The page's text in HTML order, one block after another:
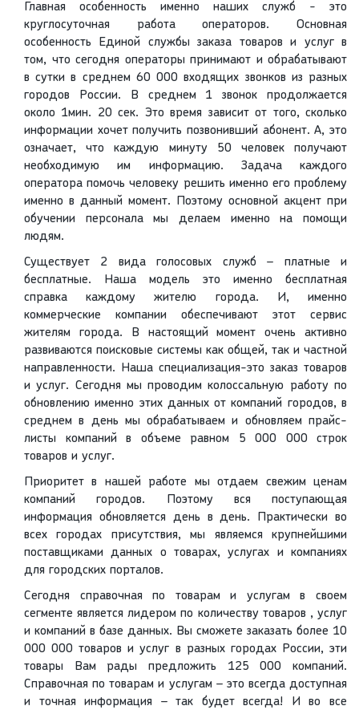
Главная особенность именно наших служб - это
круглосуточная работа операторов. Основная
особенность Единой службы заказа товаров и услуг в
том, что сегодня операторы принимают и обрабатывают
в сутки в среднем 60 000 входящих звонков из разных
городов России. В среднем 1 звонок продолжается
около 1мин. 20 сек. Это время зависит от того, сколько
информации хочет получить позвонивший абонент. А, это
означает, что каждую минуту 50 человек получают
необходимую им информацию. Задача каждого
оператора помочь человеку решить именно его проблему
именно в данный момент. Поэтому основной акцент при
обучении персонала мы делаем именно на помощи
людям.
Существует 2 вида голосовых служб – платные и
бесплатные. Наша модель это именно бесплатная
справка каждому жителю города. И, именно
коммерческие компании обеспечивают этот сервис
жителям города. В настоящий момент очень активно
развиваются поисковые системы как общей, так и частной
направленности. Наша специализация-это заказ товаров
и услуг. Сегодня мы проводим колоссальную работу по
обновлению именно этих данных от компаний городов, в
среднем в день мы обрабатываем и обновляем прайс-
листы компаний в объеме равном 5 000 000 строк
товаров и услуг.
Приоритет в нашей работе мы отдаем свежим ценам
компаний городов. Поэтому вся поступающая
информация обновляется день в день. Практически во
всех городах присутствия, мы являемся крупнейшими
поставщиками данных о товарах, услугах и компаниях
для городских порталов.
Сегодня справочная по товарам и услугам в своем
сегменте является лидером по количеству товаров , услуг
и компаний в базе данных. Вы сможете заказать более 10
000 000 товаров и услуг в разных городах России, эти
товары Вам рады предложить 125 000 компаний.
Справочная по товарам и услугам – это всегда доступная
и точная информация – так будет всегда! И во все